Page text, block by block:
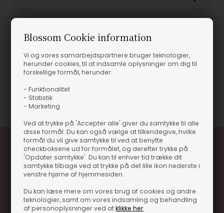
Blossom Cookie information
Vi og vores samarbejdspartnere bruger teknologier,
herunder cookies, til at indsamle oplysninger om dig til
forskellige formål, herunder:
- Funktionalitet
- Statistik
- Marketing
Ved at trykke på 'Accepter alle' giver du samtykke til alle
disse formål. Du kan også vælge at tilkendegive, hvilke
formål du vil give samtykke til ved at benytte
checkboksene ud for formålet, og derefter trykke på
'Opdater samtykke'. Du kan til enhver tid trække dit
samtykke tilbage ved at trykke på det lille ikon nederste i
venstre hjørne af hjemmesiden.
Du kan læse mere om vores brug af cookies og andre
teknologier, samt om vores indsamling og behandling
af personoplysninger ved atklikke her.
MIO CARDIGAN
Varenummer
Optjen 3% i bonuskroner når du handler